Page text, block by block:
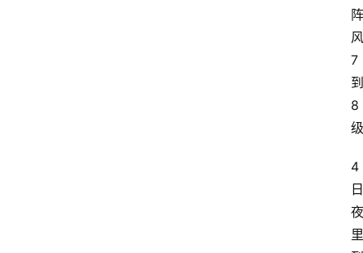
阵
风
7
到
8
级
4
日
夜
里